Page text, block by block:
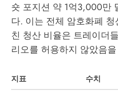
숏 포지션 약 1억3,000만
다. 이는 전체 암호화폐
친 청산 비율은 트레이더
리오를 허용하지 않았음
지표 수치